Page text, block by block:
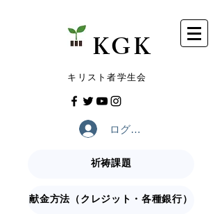
​KGK
​キリスト者学生会
ログイン
祈祷課題
献金方法（クレジット・各種銀行）